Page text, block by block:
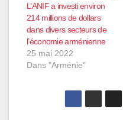
L’ANIF a investi environ
214 millions de dollars
dans divers secteurs de
l’économie arménienne
25 mai 2022
Dans "Arménie"